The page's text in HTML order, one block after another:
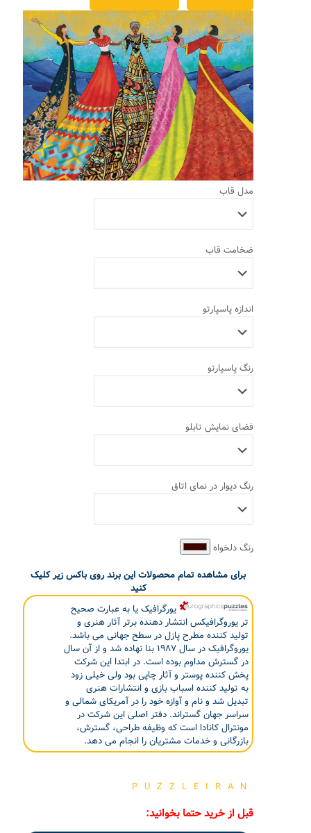
مدل قاب
ضخامت قاب
اندازه پاسپارتو
رنگ پاسپارتو
فضای نمایش تابلو
رنگ دیوار در نمای اتاق
رنگ دلخواه
برای مشاهده تمام محصولات این برند روی باکس زیر کلیک
کنید
یورگرافیک یا به عبارت صحیح
تر یوروگرافیکس انتشار دهنده برتر آثار هنری و
تولید کننده مطرح پازل در سطح جهانی می باشد.
یوروگرافیک در سال ۱۹۸۷ بنا نهاده شد و از آن سال
در گسترش مداوم بوده است. در ابتدا این شرکت
پخش کننده پوستر و آثار چاپی بود ولی خیلی زود
به تولید کننده اسباب بازی و انتشارات هنری
تبدیل شد و نام و آوازه خود را در آمریکای شمالی و
سراسر جهان گستراند. دفتر اصلی این شرکت در
مونترال کانادا است که وظیفه طراحی، گسترش،
بازرگانی و خدمات مشتریان را انجام می دهد.
PUZZLEIRAN
قبل از خرید حتما بخوانید: